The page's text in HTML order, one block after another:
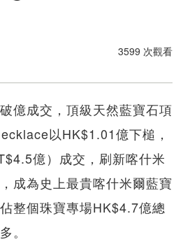
3599 次觀看
億成交，頂級天然藍寶石項
以HK$1.01億下槌，
億）成交，刷新喀什米
成為史上最貴喀什米爾藍寶
整個珠寶專場HK$4.7億總
。